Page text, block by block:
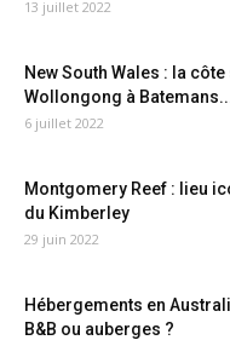
13 juillet 2022
New South Wales : la
Wollongong à
6 juillet 2022
Montgomery Reef : lieu
du Kimberley
29 juin 2022
Hébergements en
B&B ou auberges ?